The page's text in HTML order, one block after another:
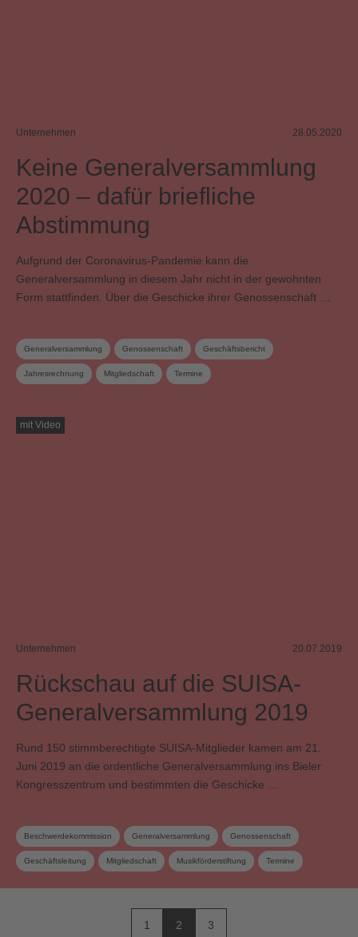
Unternehmen 28.05.2020
Keine Generalversammlung
2020 – dafür briefliche
Abstimmung
Aufgrund der Coronavirus-Pandemie kann die
Generalversammlung in diesem Jahr nicht in der gewohnten
Form stattfinden. Über die Geschicke ihrer Genossenschaft …
Generalversammlung Genossenschaft Geschäftsbericht
Jahresrechnung Mitgliedschaft Termine
mit Video
Unternehmen 20.07.2019
Rückschau auf die SUISA-
Generalversammlung 2019
Rund 150 stimmberechtigte SUISA-Mitglieder kamen am 21.
Juni 2019 an die ordentliche Generalversammlung ins Bieler
Kongresszentrum und bestimmten die Geschicke …
Beschwerdekommission Generalversammlung Genossenschaft
Geschäftsleitung Mitgliedschaft Musikförderstiftung Termine
Vorstand Wahlen
1 2 3